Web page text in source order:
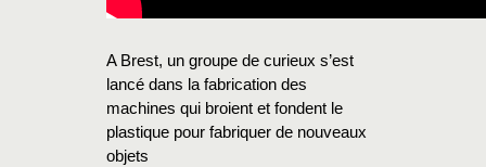
A Brest, un groupe de curieux s’est
lancé dans la fabrication des
machines qui broient et fondent le
plastique pour fabriquer de nouveaux
objets